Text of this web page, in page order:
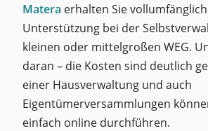
Matera erhalten Sie
Unterstützung bei der
kleinen oder mittelgroßen WEG.
daran – die Kosten sind deutlich
einer Hausverwaltung und auch
Eigentümerversammlungen
einfach online durchführen.